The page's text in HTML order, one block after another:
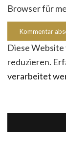
Browser für
Diese Website
reduzieren.
verarbeitet